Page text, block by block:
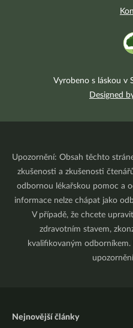
Vyrobeno s láskou v
Designed
Upozornění: Obsah těchto
zkušenosti a zkušenosti
odbornou lékařskou pomoc a
informace nelze chápat jako
V případě, že chcete
zdravotním stavem,
kvalifikovaným
Nejnovější články